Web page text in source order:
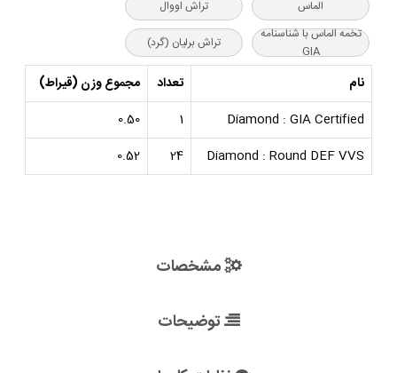
الماس
تراش اووال
تخمه الماس با شناسنامه
GIA
تراش برلیان (گرد)
نام تعداد
مجموع وزن (قیراط)
Diamond : GIA Certified
1
0.50
Diamond : Round DEF VVS
24
0.52
مشخصات
توضیحات